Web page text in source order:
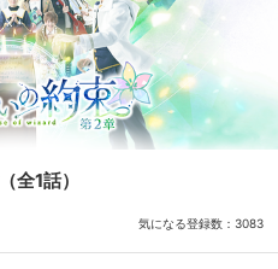
（全1話）
気になる登録数： 3083